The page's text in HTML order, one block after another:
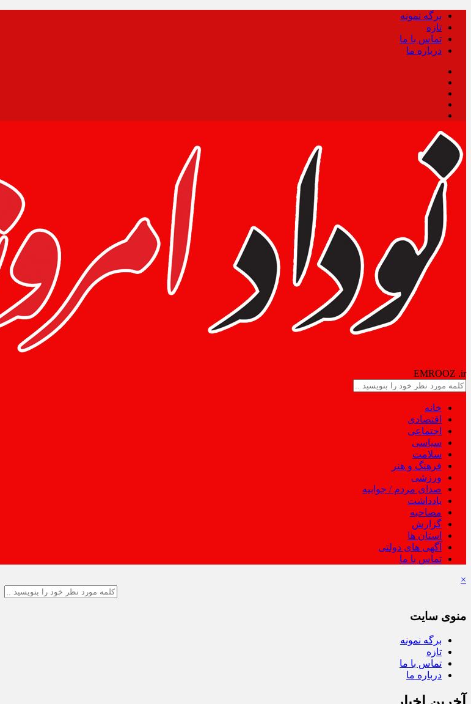
برگه نمونه
تازه
تماس با ما
درباره ما
EMROOZ .ir
خانه
اقتصادی
اجتماعی
سیاسی
سلامت
فرهنگ و هنر
ورزشی
صدای مردم / جوابیه
یادداشت
مصاحبه
گزارش
استان ها
آگهی های دولتی
تماس با ما
×
منوی سایت
برگه نمونه
تازه
تماس با ما
درباره ما